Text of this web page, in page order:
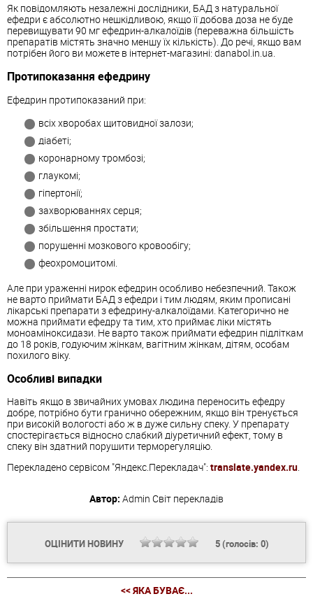
Як повідомляють незалежні дослідники, БАД з натуральної
ефедри є абсолютно нешкідливою, якщо її добова доза не буде
перевищувати 90 мг ефедрин-алкалоїдів (переважна більшість
препаратів містять значно меншу їх кількість). До речі, якщо вам
потрібен його ви можете в інтернет-магазині: danabol.in.ua.
Протипоказання ефедрину
Ефедрин протипоказаний при:
всіх хворобах щитовидної залози;
діабеті;
коронарному тромбозі;
глаукомі;
гіпертонії;
захворюваннях серця;
збільшення простати;
порушенні мозкового кровообігу;
феохромоцитомі.
Але при ураженні нирок ефедрин особливо небезпечний. Також
не варто приймати БАД з ефедри і тим людям, яким прописані
лікарські препарати з ефедрину-алкалоїдами. Категорично не
можна приймати ефедру та тим, хто приймає ліки містять
моноаміноксидази. Не варто також приймати ефедрин підліткам
до 18 років, годуючим жінкам, вагітним жінкам, дітям, особам
похилого віку.
Особливі випадки
Навіть якщо в звичайних умовах людина переносить ефедру
добре, потрібно бути гранично обережним, якщо він тренується
при високій вологості або ж в дуже сильну спеку. У препарату
спостерігається відносно слабкий діуретичний ефект, тому в
спеку він здатний порушити терморегуляцію.
Перекладено сервісом "Яндекс.Перекладач": translate.yandex.ru.
Автор: Admin Світ перекладів
ОЦІНИТИ НОВИНУ 5(голосів: 0)
<< ЯКА БУВАЄ...